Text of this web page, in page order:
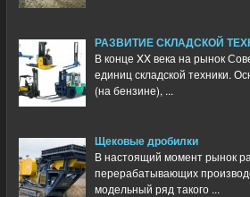
РАЗВИТИЕ СКЛАДСКОЙ
В конце XX века на рынок
единиц складской техники.
(на бензине), ...
Щековые дробилки
В настоящий момент рынок
перерабатывающих
модельный ряд такого ...